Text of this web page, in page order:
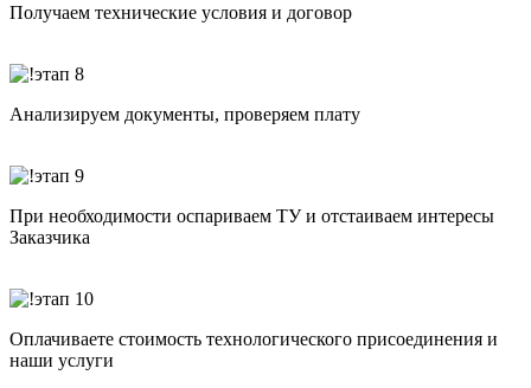
Получаем технические условия и договор
Анализируем документы, проверяем плату
При необходимости оспариваем ТУ и отстаиваем интересы
Заказчика
Оплачиваете стоимость технологического присоединения и
наши услуги